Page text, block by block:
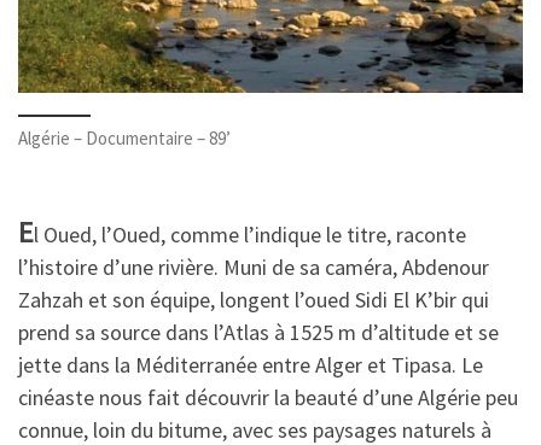
Algérie – Documentaire – 89’
El Oued, l’Oued, comme l’indique le titre, raconte
l’histoire d’une rivière. Muni de sa caméra, Abdenour
Zahzah et son équipe, longent l’oued Sidi El K’bir qui
prend sa source dans l’Atlas à 1525 m d’altitude et se
jette dans la Méditerranée entre Alger et Tipasa. Le
cinéaste nous fait découvrir la beauté d’une Algérie peu
connue, loin du bitume, avec ses paysages naturels à